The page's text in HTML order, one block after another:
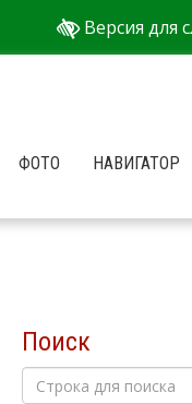
Версия для
ФОТО НАВИГАТОР
Поиск